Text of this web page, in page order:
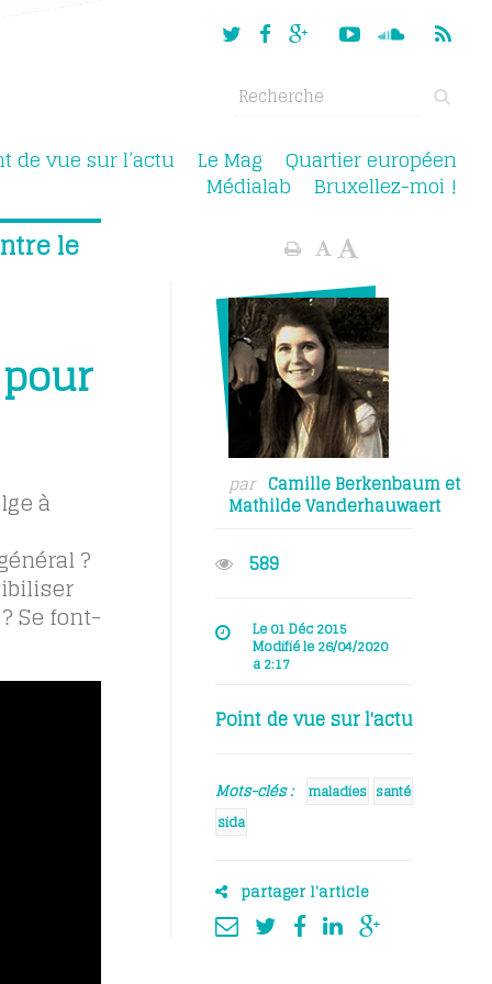
de vue sur l’actu Le Mag Quartier européen
Médialab Bruxellez-moi !
le
à
?
Se font-
par Camille Berkenbaumet
Mathilde Vanderhauwaert
589
Le 01 Déc 2015
Modifié le 26/04/2020
à 2:17
Point de vue sur l'actu
Mots-clés : maladies santé
sida
partager l'article